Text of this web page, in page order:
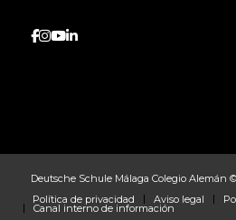
Deutsche Schule Málaga Colegio Alemán
Política de privacidad
Aviso legal
Canal interno de información